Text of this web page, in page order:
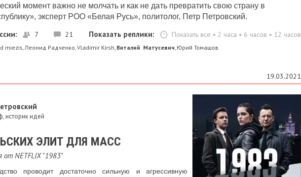
момент важно не молчать и как не дать превратить свою страну в
эксперт РОО «Белая Русь», политолог, Петр Петровский.
7 21 Показать реплики: Показать все • 2 часа • 6 часов • 12 часов
miezis,Леонид Радченко,Vladimir Kirsh, Виталий Матусевич, Юрий Томашов
19.03.2021
историк идей
ЭЛИТ ДЛЯ МАСС
NETFLIX "1983"
проводит достаточно сильную и агрессивную